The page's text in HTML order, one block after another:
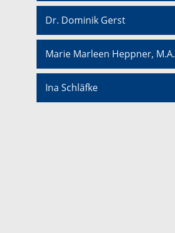
Dr. Dominik Gerst
Marie Marleen Heppner, M.A.
Ina Schläfke